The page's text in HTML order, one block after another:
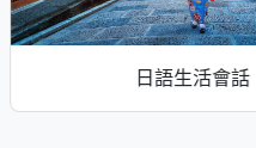
日語生活會話